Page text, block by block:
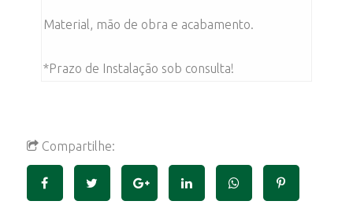
Material, mão de obra e acabamento.
*Prazo de Instalação sob consulta!
Compartilhe: